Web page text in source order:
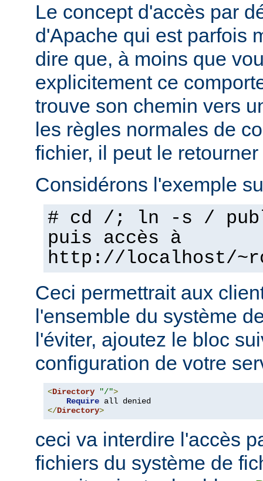
Le concept d'accès par
d'Apache qui est parfois
dire que, à moins que
explicitement ce
trouve son chemin vers
les règles normales de
fichier, il peut le
Considérons l'exemple
# cd /; ln -s /
puis accès à
http://localhost/
Ceci permettrait aux
l'ensemble du système
l'éviter, ajoutez le bloc
configuration de votre
<Directory "/">
Require
</Directory>
ceci va interdire l'accès
fichiers du système de